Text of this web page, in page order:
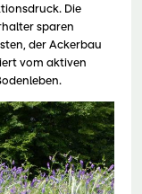
Die
sparen
der Ackerbau
vom aktiven